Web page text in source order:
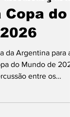
do
da Argentina para a
do Mundo de
criou um abaixo-